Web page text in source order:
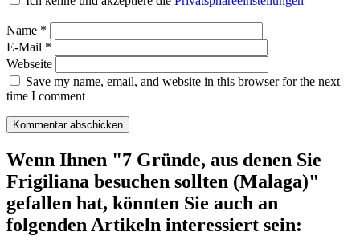
Name *
E-Mail *
Webseite
Save my name, email, and website in this browser for the next
time I comment
Wenn Ihnen "7 Gründe, aus denen Sie
Frigiliana besuchen sollten (Malaga)"
gefallen hat, könnten Sie auch an
folgenden Artikeln interessiert sein: